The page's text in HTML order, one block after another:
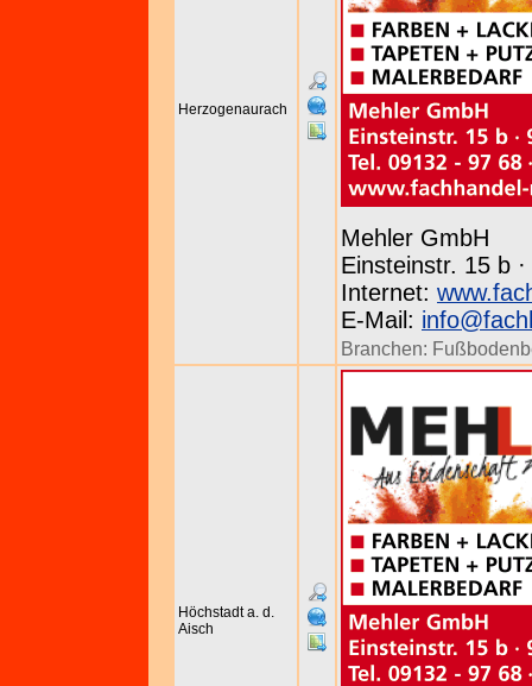
Herzogenaurach
Mehler GmbH
Einsteinstr. 15 b
Internet:
E-Mail:
Branchen:
Höchstadt a. d.
Aisch